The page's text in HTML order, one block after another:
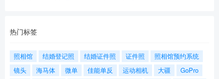
热门标签
照相馆 结婚登记照 结婚证件照 证件照
照相馆预约系统
镜头
海马体 微单 佳能单反 运动相机 大疆
GoPro